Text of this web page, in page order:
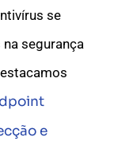
se
segurança
e